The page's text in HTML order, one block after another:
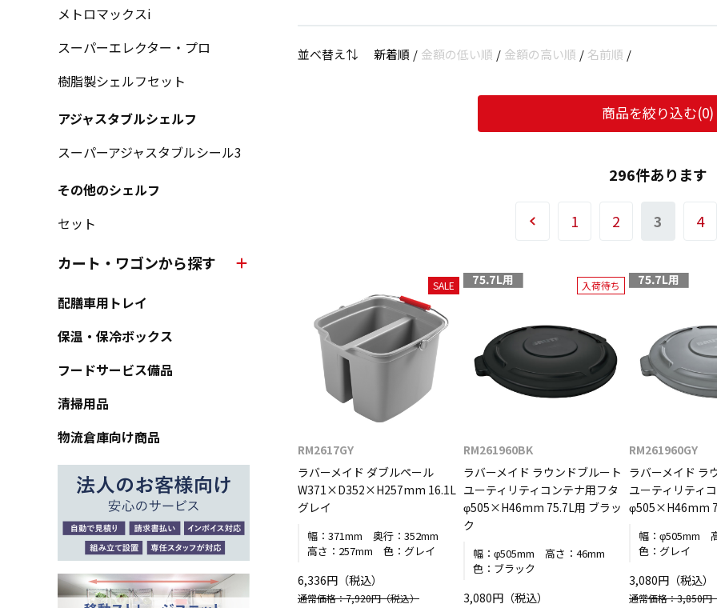
メトロマックスi
スーパーエレクター・プロ
樹脂製シェルフセット
アジャスタブルシェルフ
スーパーアジャスタブルシール3
その他のシェルフ
セット
カート・ワゴンから探す
配膳車用トレイ
保温・保冷ボックス
フードサービス備品
清掃用品
物流倉庫向け商品
並べ替え⇅ 新着順 / 金額の低い順 / 金額の高い順 / 名前順 /
商品を絞り込む(0)
296件あります
1 2 3 4
SALE
RM2617GY
ラバーメイド ダブルペール
W371×D352×H257mm 16.1L
グレイ
幅： 371mm 奥行： 352mm
高さ： 257mm 色： グレイ
6,336円（税込）
通常価格：7,920円（税込）
入荷待ち
RM261960BK
ラバーメイド ラウンドブルート
ユーティリティコンテナ用フタ
φ505×H46mm 75.7L用 ブラッ
ク
幅： φ505mm 高さ： 46mm
色： ブラック
3,080円（税込）
RM261960GY
ラバーメイド ラ
ユーティリティ
φ505×H46mm
幅： φ505mm
色： グレイ
3,080円（税込）
通常価格：3,850円